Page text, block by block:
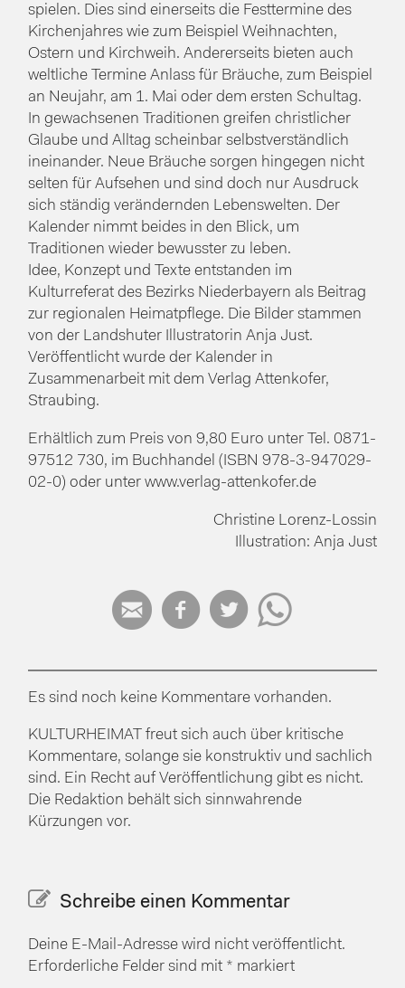
spielen. Dies sind einerseits die Festtermine des
Kirchenjahres wie zum Beispiel Weihnachten,
Ostern und Kirchweih. Andererseits bieten auch
weltliche Termine Anlass für Bräuche, zum Beispiel
an Neujahr, am 1. Mai oder dem ersten Schultag.
In gewachsenen Traditionen greifen christlicher
Glaube und Alltag scheinbar selbstverständlich
ineinander. Neue Bräuche sorgen hingegen nicht
selten für Aufsehen und sind doch nur Ausdruck
sich ständig verändernden Lebenswelten. Der
Kalender nimmt beides in den Blick, um
Traditionen wieder bewusster zu leben.
Idee, Konzept und Texte entstanden im
Kulturreferat des Bezirks Niederbayern als Beitrag
zur regionalen Heimatpflege. Die Bilder stammen
von der Landshuter Illustratorin Anja Just.
Veröffentlicht wurde der Kalender in
Zusammenarbeit mit dem Verlag Attenkofer,
Straubing.
Erhältlich zum Preis von 9,80 Euro unter Tel. 0871-
97512 730, im Buchhandel (ISBN 978-3-947029-
02-0) oder unter www.verlag-attenkofer.de
Christine Lorenz-Lossin
Illustration: Anja Just
   
Es sind noch keine Kommentare vorhanden.
KULTURHEIMAT freut sich auch über kritische
Kommentare, solange sie konstruktiv und sachlich
sind. Ein Recht auf Veröffentlichung gibt es nicht.
Die Redaktion behält sich sinnwahrende
Kürzungen vor.
Schreibe einen Kommentar
Deine E-Mail-Adresse wird nicht veröffentlicht.
Erforderliche Felder sind mit * markiert